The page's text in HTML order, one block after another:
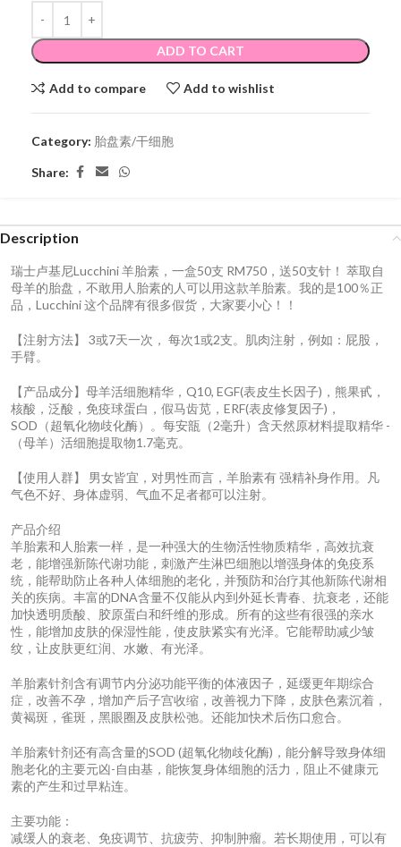
ADD TO CART
Add to compare Add to wishlist
Category: 胎盘素/干细胞
Share:
Description
瑞士卢基尼Lucchini 羊胎素，一盒50支 RM750，送50支针！ 萃取自
母羊的胎盘，不敢用人胎素的人可以用这款羊胎素。我的是100％正
品，Lucchini 这个品牌有很多假货，大家要小心！！
【注射方法】 3或7天一次， 每次1或2支。肌肉注射，例如：屁股，
手臂。
【产品成分】母羊活细胞精华，Q10, EGF(表皮生长因子)，熊果甙，
核酸，泛酸，免疫球蛋白，假马齿苋，ERF(表皮修复因子)，
SOD（超氧化物歧化酶）。每安瓿（2毫升）含天然原材料提取精华 -
（母羊）活细胞提取物1.7毫克。
【使用人群】 男女皆宜，对男性而言，羊胎素有 强精补身作用。凡
气色不好、身体虚弱、气血不足者都可以注射。
产品介绍
羊胎素和人胎素一样，是一种强大的生物活性物质精华，高效抗衰
老，能增强新陈代谢功能，刺激产生淋巴细胞以增强身体的免疫系
统，能帮助防止各种人体细胞的老化，并预防和治疗其他新陈代谢相
关的疾病。丰富的DNA含量不仅能从内到外延长青春、抗衰老，还能
加快透明质酸、胶原蛋白和纤维的形成。所有的这些有很强的亲水
性，能增加皮肤的保湿性能，使皮肤紧实有光泽。它能帮助减少皱
纹，让皮肤更红润、水嫩、有光泽。
羊胎素针剂含有调节内分泌功能平衡的体液因子，延缓更年期综合
症，改善不孕，增加产后子宫收缩，改善视力下降，皮肤色素沉着，
黄褐斑，雀斑，黑眼圈及皮肤松弛。还能加快术后伤口愈合。
羊胎素针剂还有高含量的SOD (超氧化物歧化酶)，能分解导致身体细
胞老化的主要元凶-自由基，能恢复身体细胞的活力，阻止不健康元
素的产生和过早粘连。
主要功能：
减缓人的衰老、免疫调节、抗疲劳、抑制肿瘤。若长期使用，可以有